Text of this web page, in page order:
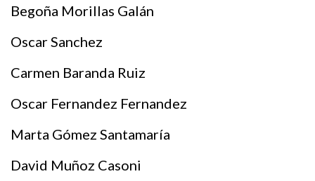
Begoña Morillas Galán
Oscar Sanchez
Carmen Baranda Ruiz
Oscar Fernandez Fernandez
Marta Gómez Santamaría
David Muñoz Casoni